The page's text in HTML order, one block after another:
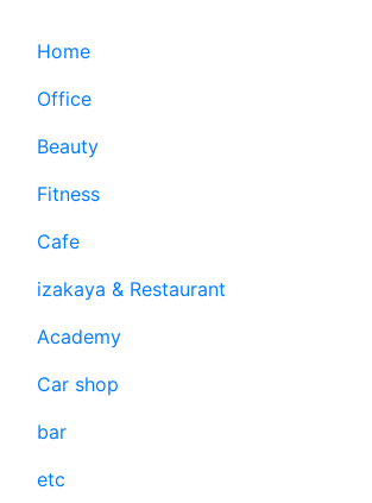
Home
Office
Beauty
Fitness
Cafe
izakaya & Restaurant
Academy
Car shop
bar
etc